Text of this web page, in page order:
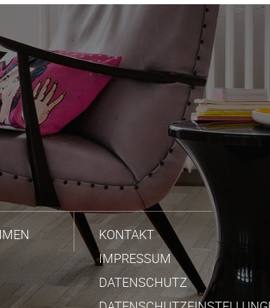
KONTAKT
IMPRESSUM
DATENSCHUTZ